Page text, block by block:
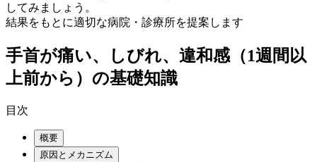
してみましょう。
結果をもとに適切な病院・診療所を提案します
手首が痛い、しびれ、違和感（1週間以
上前から） の基礎知識
目次
概要
原因とメカニズム